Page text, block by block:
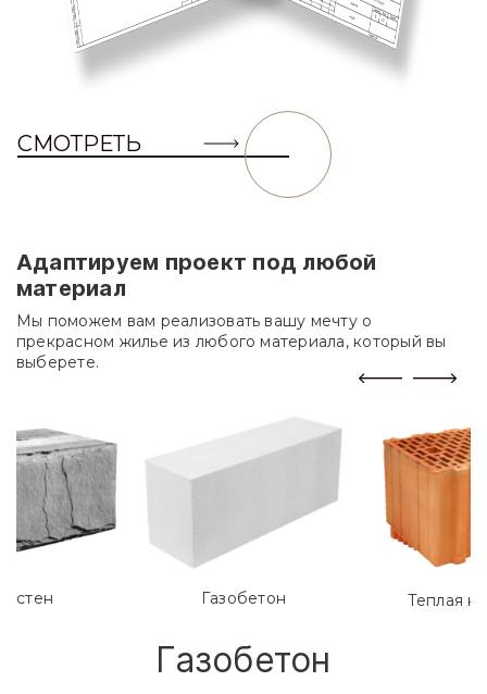
СМОТРЕТЬ
Адаптируем проект под любой
материал
Мы поможем вам реализовать вашу мечту о
прекрасном жилье из любого материала, который вы
выберете.
Газобетон Теплая
Газобетон